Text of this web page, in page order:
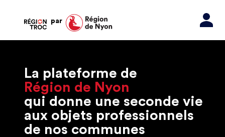
par
La plateforme de
Région de Nyon
qui donne une seconde vie
aux objets professionnels
de nos communes